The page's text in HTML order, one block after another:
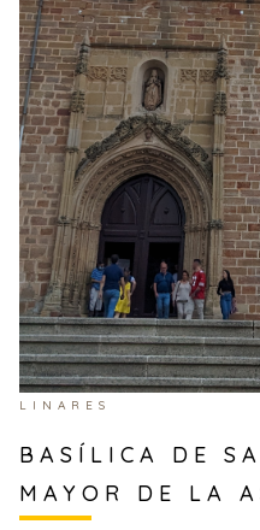
LINARES
BASÍLICA DE
MAYOR DE LA